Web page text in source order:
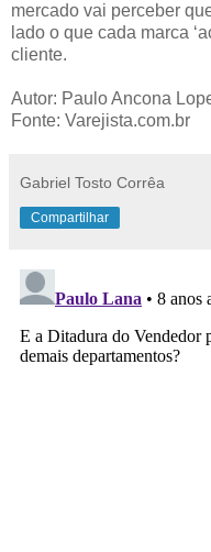
mercado vai perceber
lado o que cada marca
cliente.
Autor: Paulo Ancona
Fonte: Varejista.com.br
Gabriel Tosto Corrêa
Compartilhar